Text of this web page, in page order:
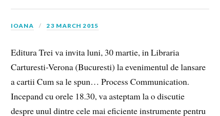
IOANA 23 MARCH 2015
Editura Trei va invita luni, 30 martie, in Libraria
Carturesti-Verona (Bucuresti) la evenimentul de lansare
a cartii Cum sa le spun… Process Communication.
Incepand cu orele 18.30, va asteptam la o discutie
despre unul dintre cele mai eficiente instrumente pentru